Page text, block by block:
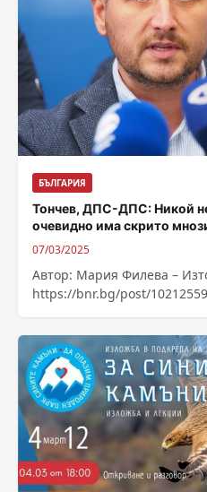
БЪЛГАРИЯ
Тончев, ДПС-ДПС: Никой
очевидно има скрито
07/03/2025
Автор: Мария Филева –
https://bnr.bg/post/